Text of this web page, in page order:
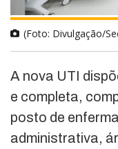
(Foto: Divulgação/
A nova UTI
e completa,
posto de
administrativa,